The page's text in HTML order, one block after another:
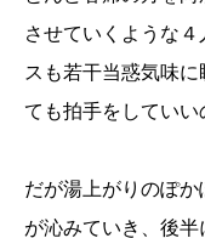
させていくような
スも若干当惑気味
ても拍手をしていい
だが湯上がりのぽ
が沁みていき、後